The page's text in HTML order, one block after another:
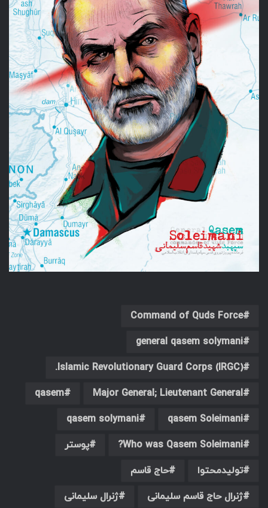
Command of Quds Force
general qasem solymani
Islamic Revolutionary Guard Corps (IRGC).
Major General; ‎Lieutenant General
qasem
qasem Soleimani
qasem solymani
Who was Qasem Soleimani?
پوستر
تولیدمحتوا
حاج قاسم
ژنرال حاج قاسم سلیمانی
ژنرال سلیمانی